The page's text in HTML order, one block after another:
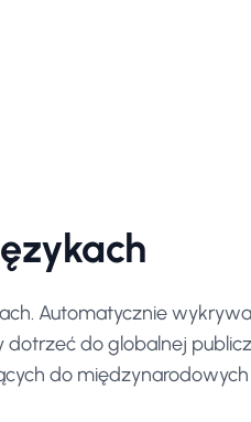
Automatycznie
dotrzeć do globalnej
do